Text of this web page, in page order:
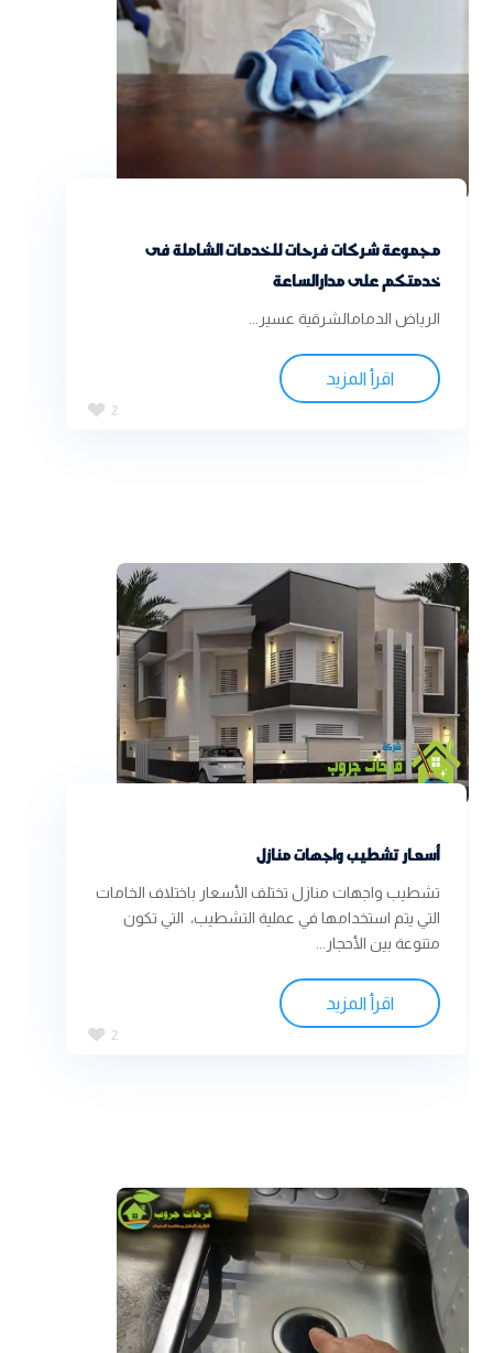
مجموعة شركات فرحات للخدمات الشاملة فى
خدمتكم على مدارالساعة
الرياض الدمامالشرقية عسير...
اقرأ المزيد
2
أسعار تشطيب واجهات منازل
تشطيب واجهات منازل تختلف الأسعار باختلاف الخامات
التي يتم استخدامها في عملية التشطيب، التي تكون
متنوعة بين الأحجار...
اقرأ المزيد
2